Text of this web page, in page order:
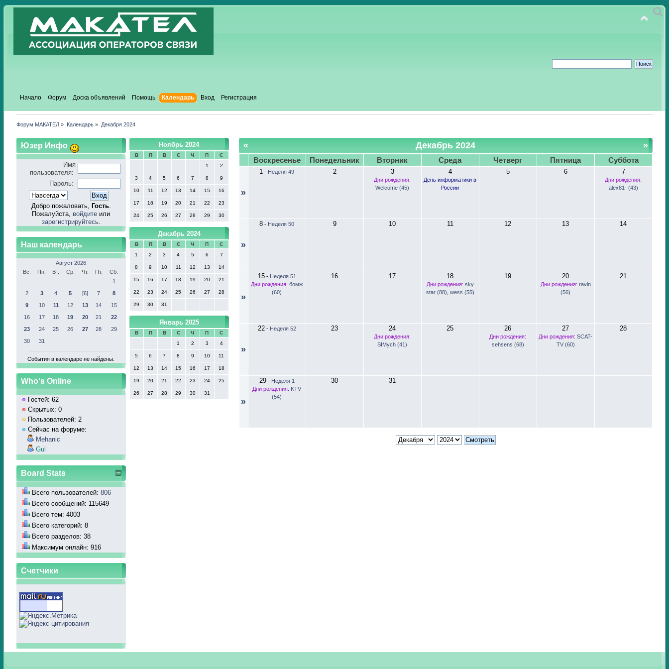
Начало Форум Доска объявлений Помощь Календарь Вход Регистрация
Форум МАКАТЕЛ » Календарь » Декабря 2024
Юзер Инфо
Имя
пользователя:
Пароль:
Добро пожаловать, Гость.
Пожалуйста, войдите или
зарегистрируйтесь.
Наш календарь
Август 2026
Вс.
Пн. Вт. Ср. Чт. Пт.
Сб.
1
2
3 4 5 [6] 7
8
9
10 11 12 13 14
15
16
17 18 19 20 21
22
23
24 25 26 27 28
29
30
31
События в календаре не найдены.
Who's Online
Гостей: 62
Скрытых: 0
Пользователей: 2
Сейчас на форуме:
Mehanic
Gul
Board Stats
Всего пользователей:806
Всего сообщений: 115649
Всего тем: 4003
Всего категорий: 8
Всего разделов: 38
Максимум онлайн: 916
Счетчики
Ноябрь 2024
В П В С Ч П
С
1
2
3 4 5 6 7 8 9
10 11 12 13 14 15 16
17 18 19 20 21 22 23
24 25 26 27 28 29 30
Декабрь 2024
В П В С Ч П
С
1
2 3 4 5 6 7
8 9 10 11 12 13 14
15 16 17 18 19 20 21
22 23 24 25 26 27 28
29 30 31
Январь 2025
В П В С Ч П
С
1
2 3 4
5 6 7 8 9 10 11
12 13 14 15 16 17 18
19 20 21 22 23 24 25
26 27 28 29 30 31
« »
Декабрь 2024
Воскресенье Понедельник Вторник Среда Четверг Пятница Суббота
»
1 - Неделя 49 2 3
Дни рождения:
Welcome (45)
4
День информатики в
России
5 6 7
Дни рождения:
alex81- (43)
»
8 - Неделя 50 9 10 11 12 13 14
»
15- Неделя 51
Дни рождения: бомж
(60)
16 17 18
Дни рождения: sky
star (88) wess (55)
19 20
Дни рождения: ravin
(56)
21
»
22- Неделя 52 23 24
Дни рождения:
SIMych (41)
25 26
Дни рождения:
sehsens (68)
27
Дни рождения: SCAT-
TV (60)
28
»
29- Неделя 1
Дни рождения: KTV
(54)
30 31